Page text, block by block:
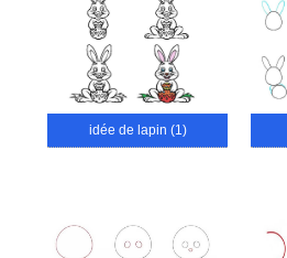
idée de lapin (1)